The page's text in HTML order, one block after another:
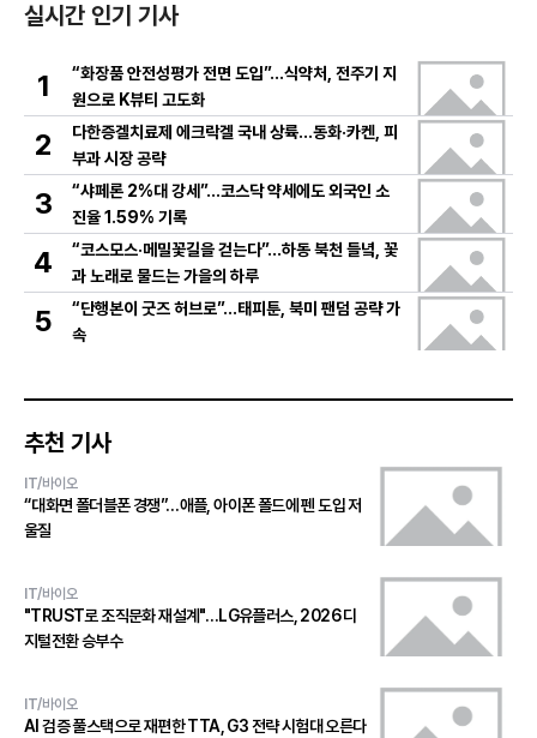
실시간 인기 기사
1
“화장품 안전성평가 전면 도입”…식약처, 전주기 지
원으로 K뷰티 고도화
2
다한증겔치료제 에크락겔 국내 상륙…동화·카켄, 피
부과 시장 공략
3
“샤페론 2%대 강세”…코스닥 약세에도 외국인 소
진율 1.59% 기록
4
“코스모스·메밀꽃길을 걷는다”…하동 북천 들녘, 꽃
과 노래로 물드는 가을의 하루
5
“단행본이 굿즈 허브로”…태피툰, 북미 팬덤 공략 가
속
추천 기사
IT/바이오
“대화면 폴더블폰 경쟁”…애플, 아이폰 폴드에 펜 도입 저
울질
IT/바이오
"TRUST로 조직문화 재설계"…LG유플러스, 2026 디
지털전환 승부수
IT/바이오
AI 검증 풀스택으로 재편한 TTA, G3 전략 시험대 오른다